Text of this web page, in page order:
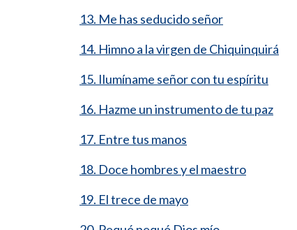
13. Me has seducido señor
14. Himno a la virgen de Chiquinquirá
15. Ilumíname señor con tu espíritu
16. Hazme un instrumento de tu paz
17. Entre tus manos
18. Doce hombres y el maestro
19. El trece de mayo